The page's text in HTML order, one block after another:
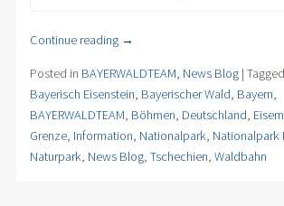
Continue reading →
Posted in BAYERWALDTEAM, News Blog | Tagged
Bayerisch Eisenstein, Bayerischer Wald, Bayern,
BAYERWALDTEAM, Böhmen, Deutschland,
Grenze, Information, Nationalpark, Nationalpark
Naturpark, News Blog, Tschechien, Waldbahn